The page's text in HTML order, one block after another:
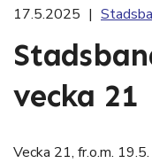
17.5.2025 |
vecka 21
Vecka 21, fr.o.m.